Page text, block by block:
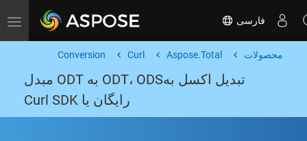
Toggle navigation فارسی
محصولات Aspose.Total
Curl
Conversion
تبدیل اکسل بهODT، ODS به ODT مبدل
رایگان یا Curl SDK